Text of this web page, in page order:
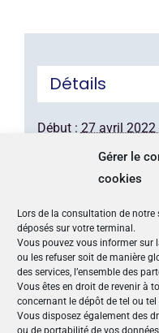
Gérer le
cookies
Lors de la consultation de
déposés sur votre terminal.
Vous pouvez vous informer sur
ou les refuser soit de manière
des services, l’ensemble des
Vous êtes en droit de revenir à
concernant le dépôt de tel ou
Vous disposez également des
ou de portabilité de vos
Détails
Début : 27 avril 2022
28 avril 2022 -
Catégorie
Organisateur
CEFCYS et Orange
Nos Publications